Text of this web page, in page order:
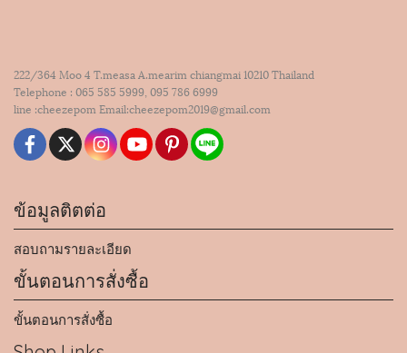
222/364 Moo 4 T.measa A.mearim chiangmai 10210 Thailand
Telephone : 065 585 5999, 095 786 6999
line :cheezepom Email:cheezepom2019@gmail.com
ข้อมูลติตต่อ
สอบถามรายละเอียด
ขั้นตอนการสั่งซื้อ
ขั้นตอนการสั่งซื้อ